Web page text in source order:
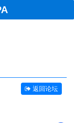
返回论坛